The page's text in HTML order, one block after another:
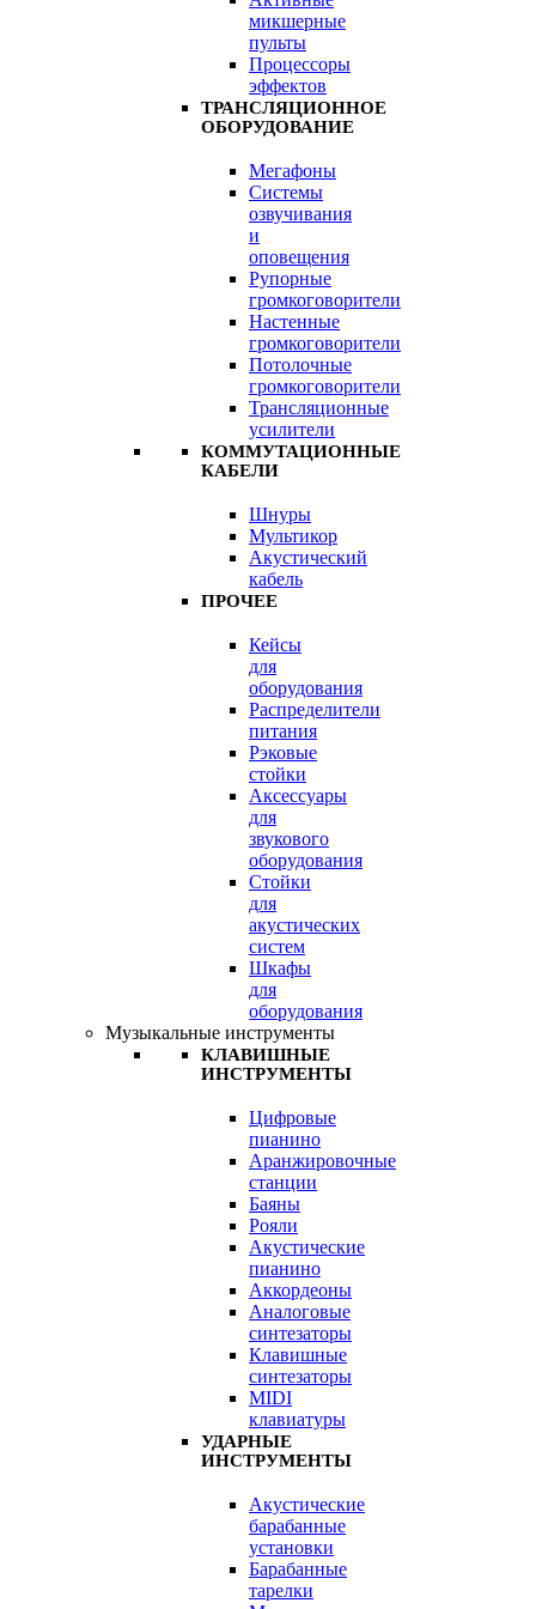
микшерные
пульты
Процессоры
эффектов
ТРАНСЛЯЦИОННОЕ
ОБОРУДОВАНИЕ
Мегафоны
Системы
озвучивания
и
оповещения
Рупорные
громкоговорители
Настенные
громкоговорители
Потолочные
громкоговорители
Трансляционные
усилители
КОММУТАЦИОННЫЕ
КАБЕЛИ
Шнуры
Мультикор
Акустический
кабель
ПРОЧЕЕ
Кейсы
для
оборудования
Распределители
питания
Рэковые
стойки
Аксессуары
для
звукового
оборудования
Стойки
для
акустических
систем
Шкафы
для
оборудования
Музыкальные инструменты
КЛАВИШНЫЕ
ИНСТРУМЕНТЫ
Цифровые
пианино
Аранжировочные
станции
Баяны
Рояли
Акустические
пианино
Аккордеоны
Аналоговые
синтезаторы
Клавишные
синтезаторы
MIDI
клавиатуры
УДАРНЫЕ
ИНСТРУМЕНТЫ
Акустические
барабанные
установки
Барабанные
тарелки